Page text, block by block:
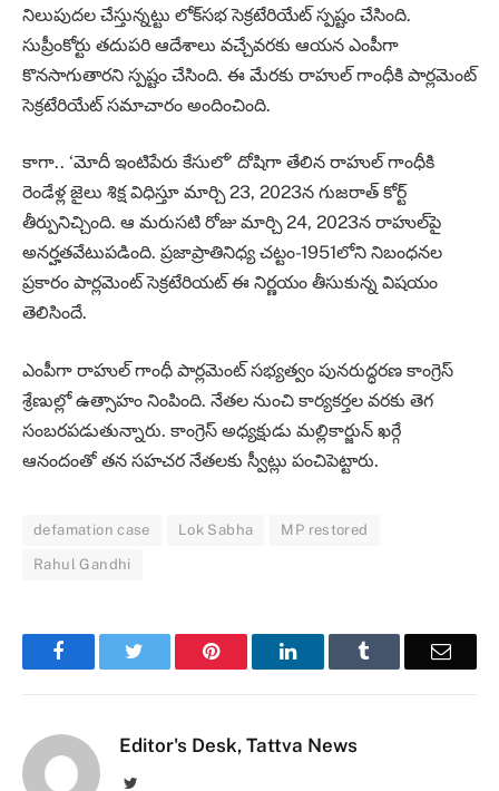
నిలుపుదల చేస్తున్నట్టు లోక్‌సభ సెక్రటేరియేట్ స్పష్టం చేసింది.
సుప్రీంకోర్టు తదుపరి ఆదేశాలు వచ్చేవరకు ఆయన ఎంపీగా
కొనసాగుతారని స్పష్టం చేసింది. ఈ మేరకు రాహుల్ గాంధీకి పార్లమెంట్
సెక్రటేరియేట్ సమాచారం అందించింది.
కాగా.. ‘మోదీ ఇంటిపేరు కేసులో’ దోషిగా తేలిన రాహుల్ గాంధీకి
రెండేళ్ల జైలు శిక్ష విధిస్తూ మార్చి 23, 2023న గుజరాత్ కోర్ట్
తీర్పునిచ్చింది. ఆ మరుసటి రోజు మార్చి 24, 2023న రాహుల్‌పై
అనర్హతవేటుపడింది. ప్రజాప్రాతినిధ్య చట్టం-1951లోని నిబంధనల
ప్రకారం పార్లమెంట్ సెక్రటేరియట్ ఈ నిర్ణయం తీసుకున్న విషయం
తెలిసిందే.
ఎంపీగా రాహుల్ గాంధీ పార్లమెంట్ సభ్యత్వం పునరుద్ధరణ కాంగ్రెస్
శ్రేణుల్లో ఉత్సాహం నింపింది. నేతల నుంచి కార్యకర్తల వరకు తెగ
సంబరపడుతున్నారు. కాంగ్రెస్ అధ్యక్షుడు మల్లికార్జున్ ఖర్గే
ఆనందంతో తన సహచర నేతలకు స్వీట్లు పంచిపెట్టారు.
defamation case Lok Sabha MP restored
Rahul Gandhi
Facebook Pinterest LinkedIn Email
Editor's Desk, Tattva News
Twitter